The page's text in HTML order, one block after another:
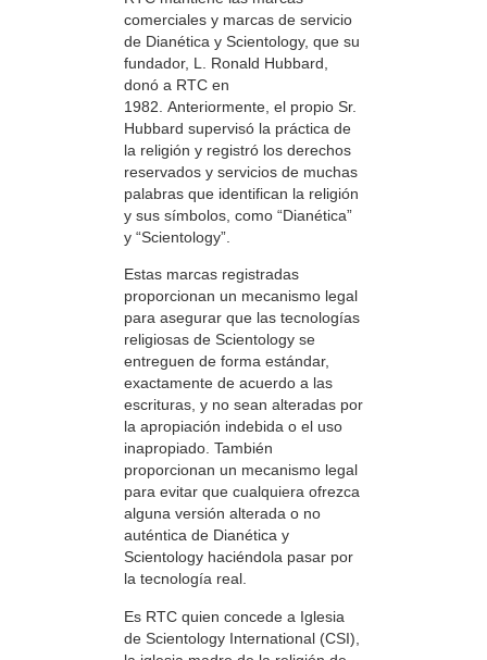
comerciales y marcas de servicio
de Dianética y Scientology, que su
fundador, L. Ronald Hubbard,
donó a RTC en
1982. Anteriormente, el propio Sr.
Hubbard supervisó la práctica de
la religión y registró los derechos
reservados y servicios de muchas
palabras que identifican la religión
y sus símbolos, como “Dianética”
y “Scientology”.
Estas marcas registradas
proporcionan un mecanismo legal
para asegurar que las tecnologías
religiosas de Scientology se
entreguen de forma estándar,
exactamente de acuerdo a las
escrituras, y no sean alteradas por
la apropiación indebida o el uso
inapropiado. También
proporcionan un mecanismo legal
para evitar que cualquiera ofrezca
alguna versión alterada o no
auténtica de Dianética y
Scientology haciéndola pasar por
la tecnología real.
Es RTC quien concede a Iglesia
de Scientology International (CSI),